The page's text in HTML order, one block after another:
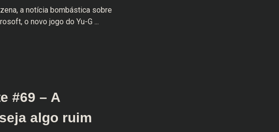
a notícia bombástica sobre
o novo jogo do Yu-G ...
#69 – A
algo ruim